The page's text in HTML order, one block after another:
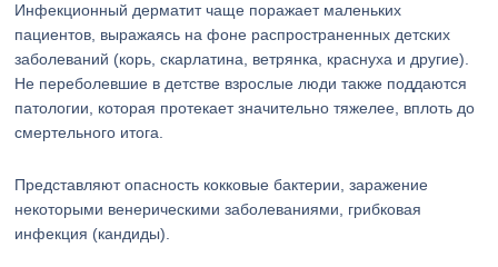
Инфекционный дерматит чаще поражает маленьких
пациентов, выражаясь на фоне распространенных детских
заболеваний (корь, скарлатина, ветрянка, краснуха и другие).
Не переболевшие в детстве взрослые люди также поддаются
патологии, которая протекает значительно тяжелее, вплоть до
смертельного итога.
Представляют опасность кокковые бактерии, заражение
некоторыми венерическими заболеваниями, грибковая
инфекция (кандиды).